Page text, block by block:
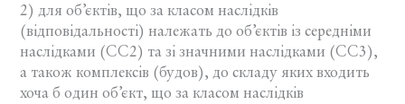
2) для об’єктів, що за класом наслідків
(відповідальності) належать до об’єктів із середніми
наслідками (СС2) та зі значними наслідками (СС3),
а також комплексів (будов), до складу яких входить
хоча б один об’єкт, що за класом наслідків